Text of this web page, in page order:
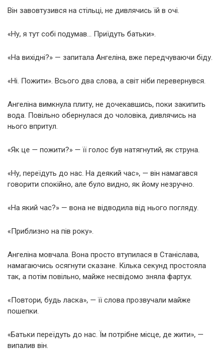
Він завовтузився на стільці, не дивлячись їй в очі.
«Ну, я тут собі подумав… Приїдуть батьки».
«На вихідні?» — запитала Ангеліна, вже передчуваючи біду.
«Ні. Пожити». Всього два слова, а світ ніби перевернувся.
Ангеліна вимкнула плиту, не дочекавшись, поки закипить
вода. Повільно обернулася до чоловіка, дивлячись на
нього впритул.
«Як це — пожити?» — її голос був натягнутий, як струна.
«Ну, переїдуть до нас. На деякий час», — він намагався
говорити спокійно, але було видно, як йому незручно.
«На який час?» — вона не відводила від нього погляду.
«Приблизно на пів року».
Ангеліна мовчала. Вона просто втупилася в Станіслава,
намагаючись осягнути сказане. Кілька секунд простояла
так, а потім повільно, майже несвідомо зняла фартух.
«Повтори, будь ласка», — її слова прозвучали майже
пошепки.
«Батьки переїдуть до нас. Їм потрібне місце, де жити», —
випалив він.